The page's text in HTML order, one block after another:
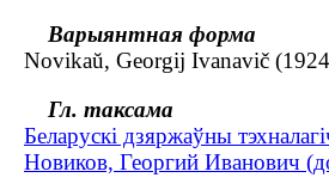
Варыянтная форма
Novikaŭ, Georgij Ivanavič
Гл. таксама
Беларускі дзяржаўны
Новиков, Георгий Иванович